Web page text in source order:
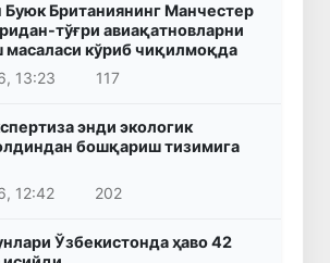
Британиянинг Манчестер
тўғри авиақатновларни
масаласи кўриб чиқилмоқда
13:23
117
энди экологик
бошқариш тизимига
12:42
202
Ўзбекистонда ҳаво 42